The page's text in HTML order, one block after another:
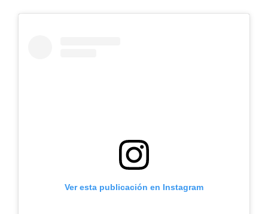
Ver esta publicación en Instagram